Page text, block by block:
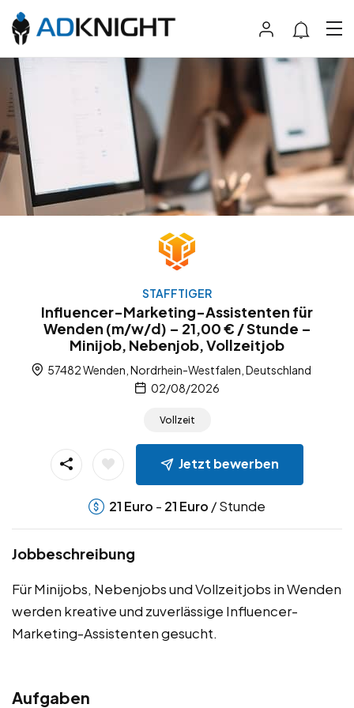
STAFFTIGER
Influencer-Marketing-Assistenten für
Wenden (m/w/d) – 21,00 € / Stunde –
Minijob, Nebenjob, Vollzeitjob
57482 Wenden, Nordrhein-Westfalen, Deutschland
02/08/2026
Vollzeit
Jetzt bewerben
21 Euro - 21 Euro / Stunde
Jobbeschreibung
Für Minijobs, Nebenjobs und Vollzeitjobs in Wenden
werden kreative und zuverlässige Influencer-
Marketing-Assistenten gesucht.
Aufgaben